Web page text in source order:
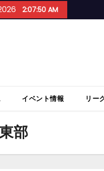
2:07:51 AM
イベント情報 リー
部